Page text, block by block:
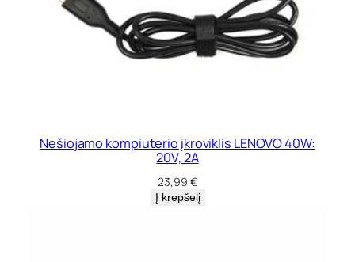
Nešiojamo kompiuterio įkroviklis LENOVO 40W:
20V, 2A
23,99 €
Į krepšelį